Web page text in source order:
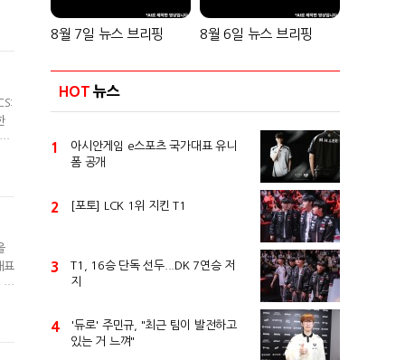
표
새
8월 7일 뉴스 브리핑 8월 6일 뉴스 브리핑
HOT 뉴스
1
아시안게임 e스포츠 국가대표 유니
폼 공개
2 [포토] LCK 1위 지킨 T1
3
T1, 16승 단독 선두...DK 7연승 저
지
4
'듀로' 주민규, "최근 팀이 발전하고
있는 거 느껴"